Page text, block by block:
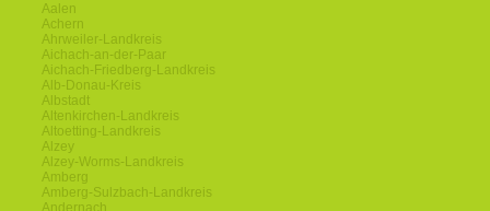
Aalen
Achern
Ahrweiler-Landkreis
Aichach-an-der-Paar
Aichach-Friedberg-Landkreis
Alb-Donau-Kreis
Albstadt
Altenkirchen-Landkreis
Altoetting-Landkreis
Alzey
Alzey-Worms-Landkreis
Amberg
Amberg-Sulzbach-Landkreis
Andernach